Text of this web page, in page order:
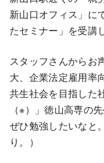
新山口オフィス」に
たセミナー」を受講
スタッフさんからお
大、企業法定雇用率
共生社会を目指した
（※）」徳山高専の
ぜひ勉強したいなと
り。）